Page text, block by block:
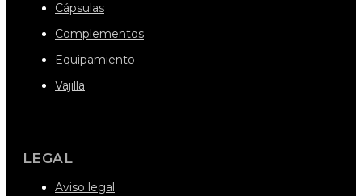
Cápsulas
Complementos
Equipamiento
Vajilla
LEGAL
Aviso legal